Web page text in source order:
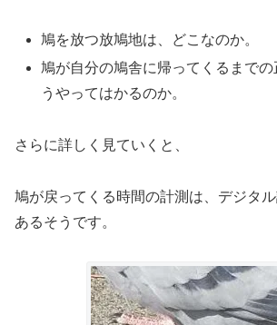
鳩を放つ放鳩地は、どこなのか。
鳩が自分の鳩舎に帰ってくるまで
うやってはかるのか。
さらに詳しく見ていくと、
鳩が戻ってくる時間の計測は、デジタ
あるそうです。